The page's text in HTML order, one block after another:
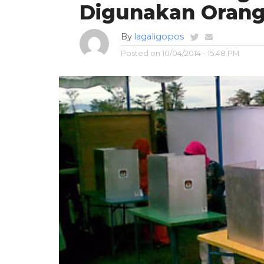
Digunakan
By lagaligopos
Posted on 10/04/2014 - 15:48 PM